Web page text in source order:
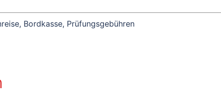
Bordkasse, Prüfungsgebühren